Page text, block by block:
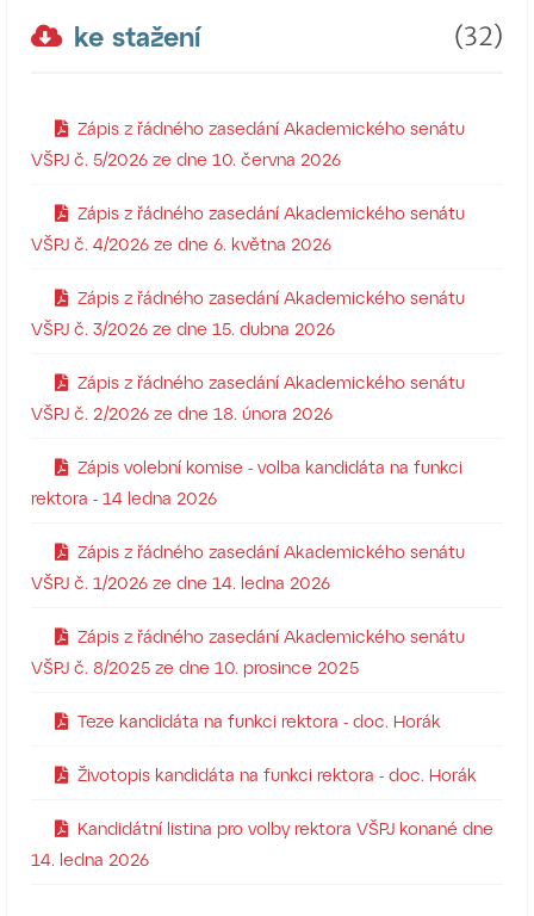
ke stažení (32)
Zápis z řádného zasedání Akademického senátu
VŠPJ č. 5/2026 ze dne 10. června 2026
Zápis z řádného zasedání Akademického senátu
VŠPJ č. 4/2026 ze dne 6. května 2026
Zápis z řádného zasedání Akademického senátu
VŠPJ č. 3/2026 ze dne 15. dubna 2026
Zápis z řádného zasedání Akademického senátu
VŠPJ č. 2/2026 ze dne 18. února 2026
Zápis volební komise - volba kandidáta na funkci
rektora - 14 ledna 2026
Zápis z řádného zasedání Akademického senátu
VŠPJ č. 1/2026 ze dne 14. ledna 2026
Zápis z řádného zasedání Akademického senátu
VŠPJ č. 8/2025 ze dne 10. prosince 2025
Teze kandidáta na funkci rektora - doc. Horák
Životopis kandidáta na funkci rektora - doc. Horák
Kandidátní listina pro volby rektora VŠPJ konané dne
14. ledna 2026